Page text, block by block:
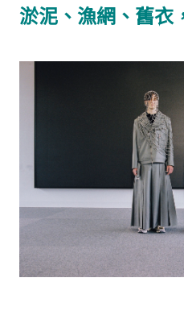
淤泥、漁網、舊衣